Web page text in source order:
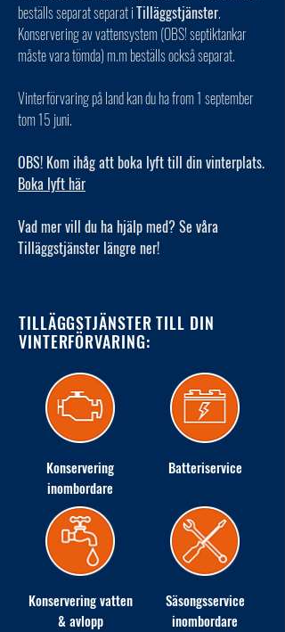
beställs separat separat iTilläggstjänster.
Konservering av vattensystem (OBS! septiktankar
måste vara tömda) m.m beställs också separat.
Vinterförvaring på land kan du ha from 1 september
tom 15 juni.
OBS! Kom ihåg att boka lyft till din vinterplats.
Boka lyft här
Vad mer vill du ha hjälp med? Se våra
Tilläggstjänster längre ner!
TILLÄGGSTJÄNSTER TILL DIN
VINTERFÖRVARING:
Konservering
inombordare
Batteriservice
Konservering vatten
& avlopp
Säsongsservice
inombordare